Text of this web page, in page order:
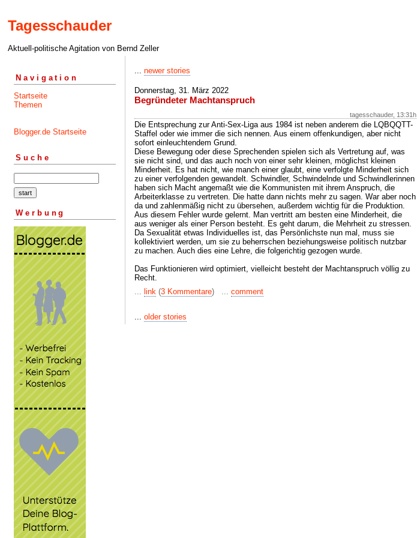
Tagesschauder
Aktuell-politische Agitation von Bernd Zeller
Navigation
Startseite
Themen
Blogger.de Startseite
Suche
Werbung
... newer stories
Donnerstag, 31. März 2022
Begründeter Machtanspruch
tagesschauder, 13:31h
Die Entsprechung zur Anti-Sex-Liga aus 1984 ist neben anderem die LQBQQTT-
Staffel oder wie immer die sich nennen. Aus einem offenkundigen, aber nicht
sofort einleuchtendem Grund.
Diese Bewegung oder diese Sprechenden spielen sich als Vertretung auf, was
sie nicht sind, und das auch noch von einer sehr kleinen, möglichst kleinen
Minderheit. Es hat nicht, wie manch einer glaubt, eine verfolgte Minderheit sich
zu einer verfolgenden gewandelt. Schwindler, Schwindelnde und Schwindlerinnen
haben sich Macht angemaßt wie die Kommunisten mit ihrem Anspruch, die
Arbeiterklasse zu vertreten. Die hatte dann nichts mehr zu sagen. War aber noch
da und zahlenmäßig nicht zu übersehen, außerdem wichtig für die Produktion.
Aus diesem Fehler wurde gelernt. Man vertritt am besten eine Minderheit, die
aus weniger als einer Person besteht. Es geht darum, die Mehrheit zu stressen.
Da Sexualität etwas Individuelles ist, das Persönlichste nun mal, muss sie
kollektiviert werden, um sie zu beherrschen beziehungsweise politisch nutzbar
zu machen. Auch dies eine Lehre, die folgerichtig gezogen wurde.
Das Funktionieren wird optimiert, vielleicht besteht der Machtanspruch völlig zu
Recht.
... link (3 Kommentare) ... comment
... older stories